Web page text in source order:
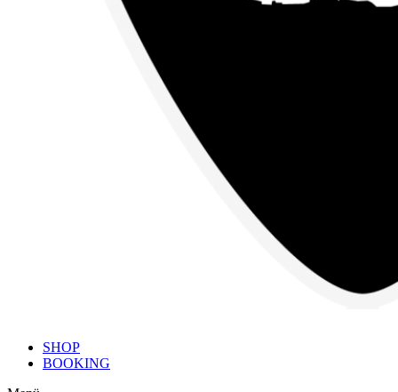
SHOP
BOOKING